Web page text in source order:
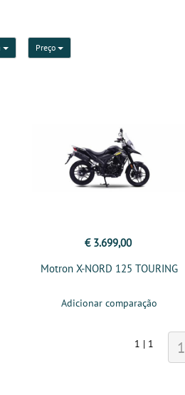
Preço
€ 3.699,00
Motron X-NORD 125 TOURING
Adicionar comparação
1 | 1 1